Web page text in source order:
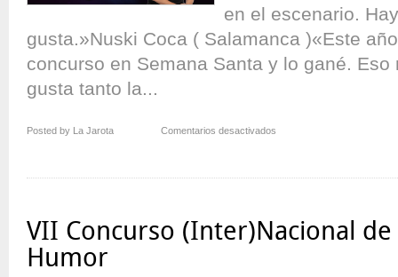
en el escenario.
gusta.»Nuski Coca ( Salamanca )«Este
concurso en Semana Santa y lo gané.
gusta tanto la...
Posted by La Jarota Comentarios desactivados
de
de
VII Concurso (Inter)Nacional
Humor